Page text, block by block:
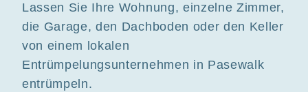
Lassen Sie Ihre Wohnung, einzelne Zimmer,
die Garage, den Dachboden oder den Keller
von einem lokalen
Entrümpelungsunternehmen in Pasewalk
entrümpeln.